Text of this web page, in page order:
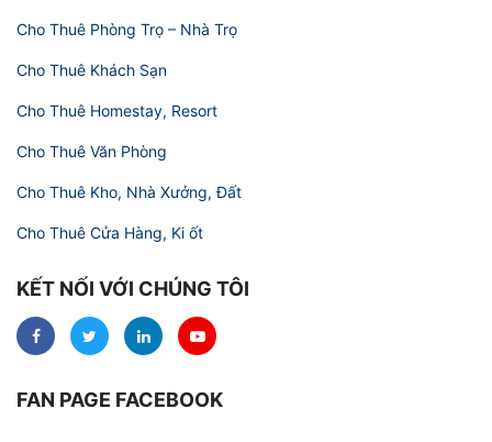
Cho Thuê Phòng Trọ – Nhà Trọ
Cho Thuê Khách Sạn
Cho Thuê Homestay, Resort
Cho Thuê Văn Phòng
Cho Thuê Kho, Nhà Xưởng, Đất
Cho Thuê Cửa Hàng, Ki ốt
KẾT NỐI VỚI CHÚNG TÔI
FAN PAGE FACEBOOK